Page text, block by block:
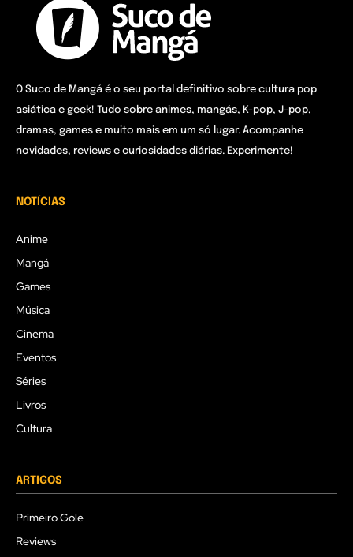
O Suco de Mangá é o seu portal definitivo sobre cultura pop
asiática e geek! Tudo sobre animes, mangás, K-pop, J-pop,
dramas, games e muito mais em um só lugar. Acompanhe
novidades, reviews e curiosidades diárias. Experimente!
NOTÍCIAS
Anime
Mangá
Games
Música
Cinema
Eventos
Séries
Livros
Cultura
ARTIGOS
Primeiro Gole
Reviews